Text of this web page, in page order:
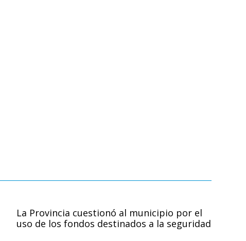
La Provincia cuestionó al municipio por el
uso de los fondos destinados a la seguridad